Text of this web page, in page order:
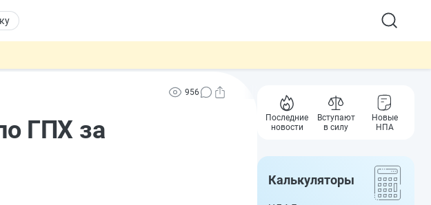
956
ГПХ за
Последние
новости
Вступают
в силу
Новые
НПА
Калькуляторы